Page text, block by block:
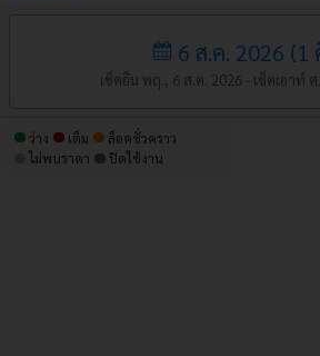
6 ส.ค. 2026 (1
เช็คอิน พฤ., 6 ส.ค. 2026 - เช็คเอาท์
ว่าง เต็ม
ล็อคชั่วคราว
ไม่พบราคา
ปิดใช้งาน